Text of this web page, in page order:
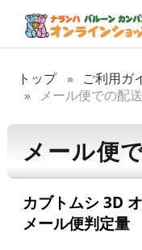
トップ ご利用ガ
メール便での配
メール便
カブトムシ 3D
メール便判定量